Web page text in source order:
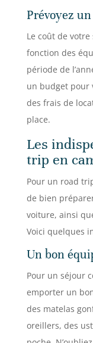
Prévoyez
Le coût de
fonction des
période de
un budget pour
des frais de
place.
Les
trip en
Pour un road
de bien
voiture, ainsi
Voici quelques
Un bon
Pour un séjour
emporter un
des matelas
oreillers, des